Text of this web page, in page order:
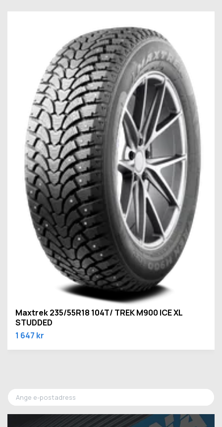
Maxtrek 235/55R18 104T/ TREK M900 ICE XL
STUDDED
1 647 kr